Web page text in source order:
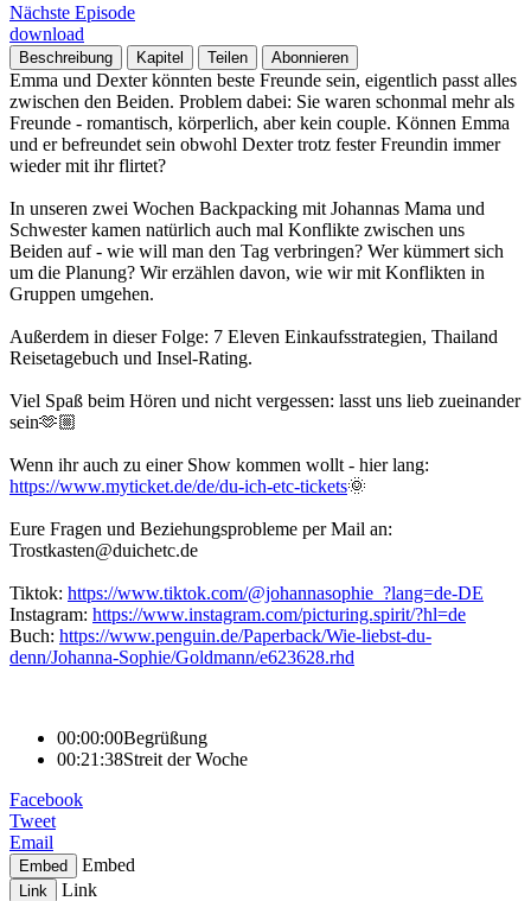
Nächste Episode
download
Beschreibung Kapitel Teilen Abonnieren
Emma und Dexter könnten beste Freunde sein, eigentlich passt alles
zwischen den Beiden. Problem dabei: Sie waren schonmal mehr als
Freunde - romantisch, körperlich, aber kein couple. Können Emma
und er befreundet sein obwohl Dexter trotz fester Freundin immer
wieder mit ihr flirtet?
In unseren zwei Wochen Backpacking mit Johannas Mama und
Schwester kamen natürlich auch mal Konflikte zwischen uns
Beiden auf - wie will man den Tag verbringen? Wer kümmert sich
um die Planung? Wir erzählen davon, wie wir mit Konflikten in
Gruppen umgehen.
Außerdem in dieser Folge: 7 Eleven Einkaufsstrategien, Thailand
Reisetagebuch und Insel-Rating.
Viel Spaß beim Hören und nicht vergessen: lasst uns lieb zueinander
sein🫶🏼
Wenn ihr auch zu einer Show kommen wollt - hier lang:
https://www.myticket.de/de/du-ich-etc-tickets🌞
Eure Fragen und Beziehungsprobleme per Mail an:
Trostkasten@duichetc.de
Tiktok: https://www.tiktok.com/@johannasophie_?lang=de-DE
Instagram: https://www.instagram.com/picturing.spirit/?hl=de
Buch: https://www.penguin.de/Paperback/Wie-liebst-du-
denn/Johanna-Sophie/Goldmann/e623628.rhd
00:00:00Begrüßung
00:21:38Streit der Woche
Facebook
Tweet
Email
Embed Embed
Link Link